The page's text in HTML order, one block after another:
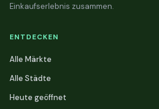
Einkaufserlebnis zusammen.
ENTDECKEN
Alle Märkte
Alle Städte
Heute geöffnet